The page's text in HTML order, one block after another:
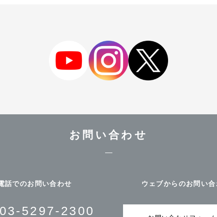
お問い合わせ
話でのお問い合わせ
03-5297-2300
ウェブからのお問い